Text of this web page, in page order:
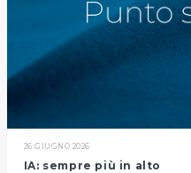
26 GIUGNO 2026
IA: sempre più in alto